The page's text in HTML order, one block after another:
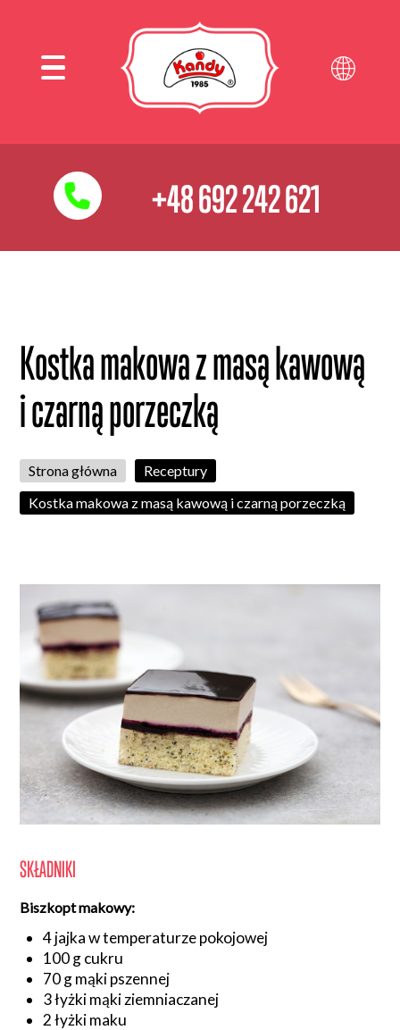
+48 692 242 621
Kostka makowa z masą kawową
i czarną porzeczką
Strona główna
Receptury
Kostka makowa z masą kawową i czarną porzeczką
SKŁADNIKI
Biszkopt makowy:
4 jajka w temperaturze pokojowej
100 g cukru
70 g mąki pszennej
3 łyżki mąki ziemniaczanej
2 łyżki maku